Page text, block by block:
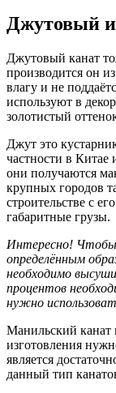
Джутовый
Джутовый канат
производится он
влагу и не
используют в
золотистый
Джут это
частности в
они получаются
крупных городов
строительстве с
габаритные грузы.
Интересно! Чтобы
определённым
необходимо
процентов
нужно
Манильский канат
изготовления
является
данный тип